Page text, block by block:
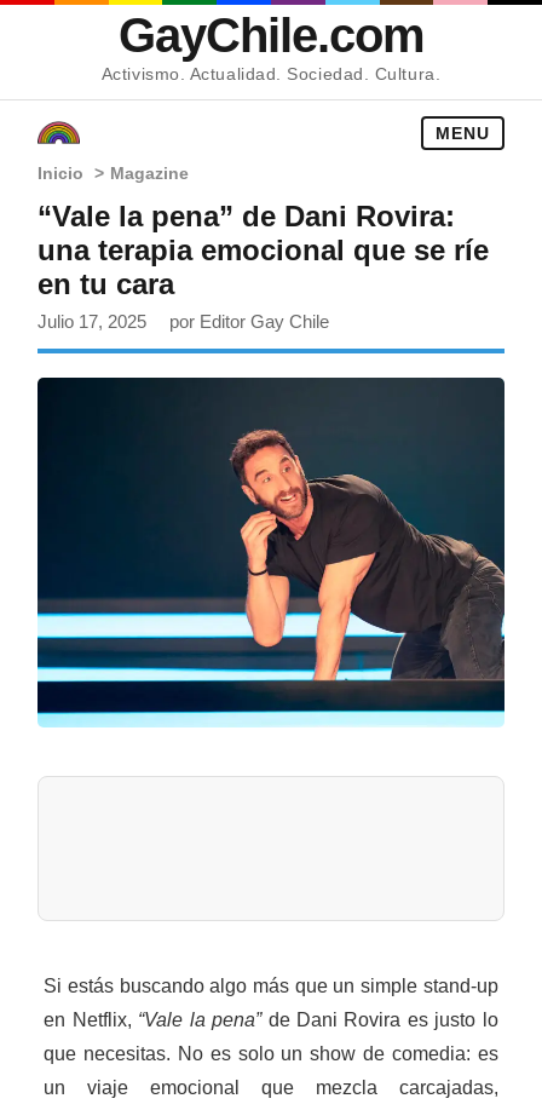
GayChile.com
Activismo. Actualidad. Sociedad. Cultura.
MENU
Inicio > Magazine
“Vale la pena” de Dani Rovira:
una terapia emocional que se ríe
en tu cara
Julio 17, 2025 por Editor Gay Chile
Si estás buscando algo más que un simple stand-up
en Netflix, “Vale la pena”de Dani Rovira es justo lo
que necesitas. No es solo un show de comedia: es
un viaje emocional que mezcla carcajadas,